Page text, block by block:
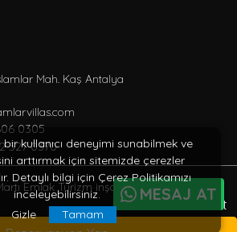
Mah. Kaş Antalya
0305
527 0370
Emlak Turizm inşaat Tic. Ve
Saklıdır.
BöcekSoft
MESAJ AT
kullanıcı deneyimi sunabilmek ve
arttırmak için sitemizde çerezler
Detaylı bilgi için Çerez Politikamızı
inceleyebilirsiniz.
Gizle
Tamam